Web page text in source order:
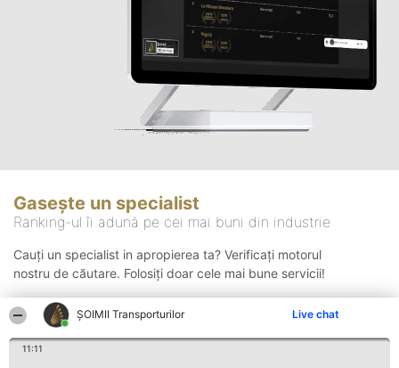
ȘOIMII Transporturilor Live chat
11:11
Gasește un specialist
Ranking-ul îi adună pe cei mai buni din industrie
Cauți un specialist in apropierea ta? Verificați motorul
nostru de căutare. Folosiți doar cele mai bune servicii!